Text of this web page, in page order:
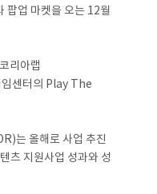
팝업 마켓을 오는 12월
리아랩
센터의 Play The
는 올해로 사업 추진
츠 지원사업 성과와 성